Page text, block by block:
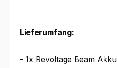
Lieferumfang:
- 1x Revoltage Beam Akku